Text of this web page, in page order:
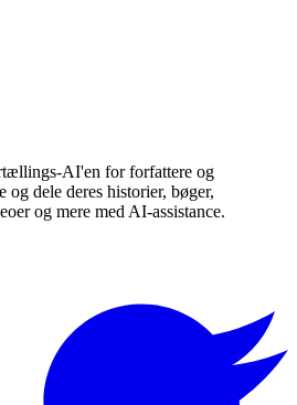
AI'en for forfattere og
dele deres historier, bøger,
og mere med AI-assistance.